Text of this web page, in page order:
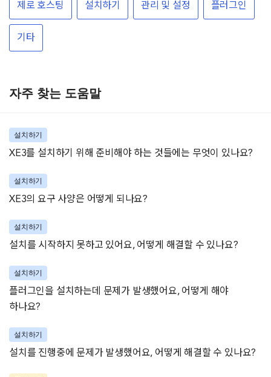
제로 호스팅 설치하기 관리 및 설정 플러그인
기타
자주 찾는 도움말
설치하기
XE3를 설치하기 위해 준비해야 하는 것들에는 무엇이 있나요?
설치하기
XE3의 요구 사양은 어떻게 되나요?
설치하기
설치를 시작하지 못하고 있어요, 어떻게 해결할 수 있나요?
설치하기
플러그인을 설치하는데 문제가 발생했어요, 어떻게 해야
하나요?
설치하기
설치를 진행중에 문제가 발생했어요, 어떻게 해결할 수 있나요?